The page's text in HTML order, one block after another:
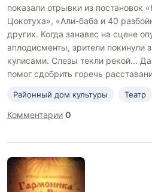
показали отрывки из постановок
Цокотуха», «Али-баба и 40
других. Когда занавес на сцене
аплодисменты, зрители покинули
кулисами. Слезы текли рекой...
помог сдобрить горечь
Районный дом культуры Театр
Комментарии 0